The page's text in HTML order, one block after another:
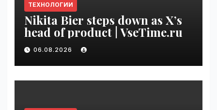
ТЕХНОЛОГИИ
Nikita Bier steps down as X’s
head of product | VseTime.ru
06.08.2026